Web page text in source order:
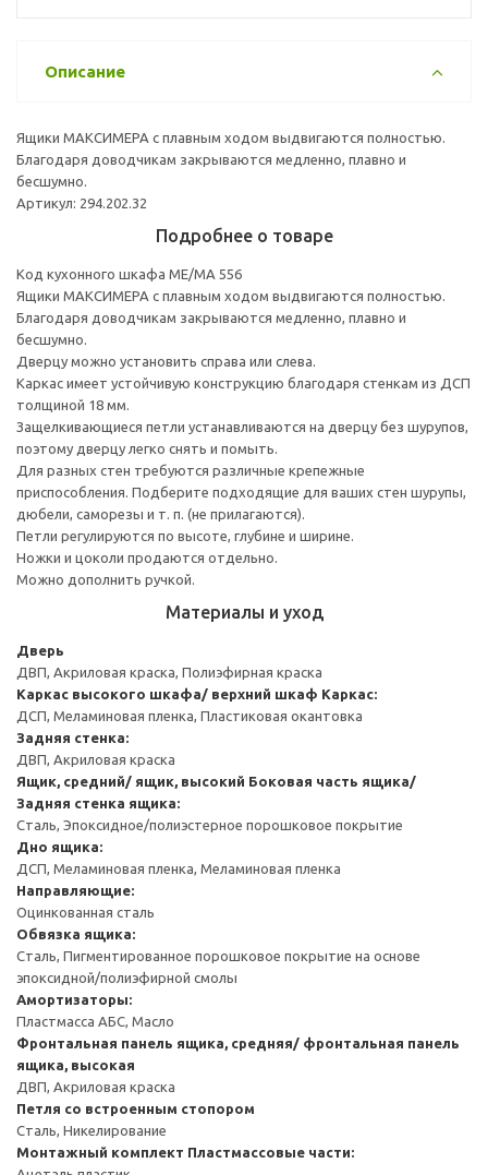
Описание
Ящики МАКСИМЕРА с плавным ходом выдвигаются полностью.
Благодаря доводчикам закрываются медленно, плавно и
бесшумно.
Артикул: 294.202.32
Подробнее о товаре
Код кухонного шкафа ME/MA 556
Ящики МАКСИМЕРА с плавным ходом выдвигаются полностью.
Благодаря доводчикам закрываются медленно, плавно и
бесшумно.
Дверцу можно установить справа или слева.
Каркас имеет устойчивую конструкцию благодаря стенкам из ДСП
толщиной 18 мм.
Защелкивающиеся петли устанавливаются на дверцу без шурупов,
поэтому дверцу легко снять и помыть.
Для разных стен требуются различные крепежные
приспособления. Подберите подходящие для ваших стен шурупы,
дюбели, саморезы и т. п. (не прилагаются).
Петли регулируются по высоте, глубине и ширине.
Ножки и цоколи продаются отдельно.
Можно дополнить ручкой.
Материалы и уход
Дверь
ДВП, Акриловая краска, Полиэфирная краска
Каркас высокого шкафа/ верхний шкаф Каркас:
ДСП, Меламиновая пленка, Пластиковая окантовка
Задняя стенка:
ДВП, Акриловая краска
Ящик, средний/ ящик, высокий Боковая часть ящика/
Задняя стенка ящика:
Сталь, Эпоксидное/полиэстерное порошковое покрытие
Дно ящика:
ДСП, Меламиновая пленка, Меламиновая пленка
Направляющие:
Оцинкованная сталь
Обвязка ящика:
Сталь, Пигментированное порошковое покрытие на основе
эпоксидной/полиэфирной смолы
Амортизаторы:
Пластмасса АБС, Масло
Фронтальная панель ящика, средняя/ фронтальная панель
ящика, высокая
ДВП, Акриловая краска
Петля со встроенным стопором
Сталь, Никелирование
Монтажный комплект Пластмассовые части: